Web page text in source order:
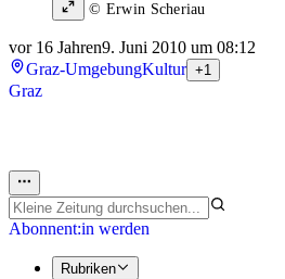
© Erwin Scheriau
vor 16 Jahren9. Juni 2010 um 08:12
Graz-UmgebungKultur +1
Graz
Abonnent:in werden
Rubriken